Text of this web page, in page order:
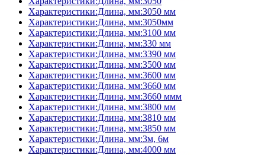
Характеристики:Длина, мм:3050 мм
Характеристики:Длина, мм:3050мм
Характеристики:Длина, мм:3100 мм
Характеристики:Длина, мм:330 мм
Характеристики:Длина, мм:3390 мм
Характеристики:Длина, мм:3500 мм
Характеристики:Длина, мм:3600 мм
Характеристики:Длина, мм:3660 мм
Характеристики:Длина, мм:3660 ммм
Характеристики:Длина, мм:3800 мм
Характеристики:Длина, мм:3810 мм
Характеристики:Длина, мм:3850 мм
Характеристики:Длина, мм:3м, 6м
Характеристики:Длина, мм:4000 мм